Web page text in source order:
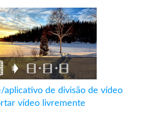
de divisão de vídeo
vídeo livremente